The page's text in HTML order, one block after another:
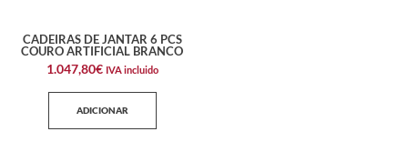
CADEIRAS DE JANTAR 6 PCS
COURO ARTIFICIAL BRANCO
1.047,80€ IVA incluido
ADICIONAR